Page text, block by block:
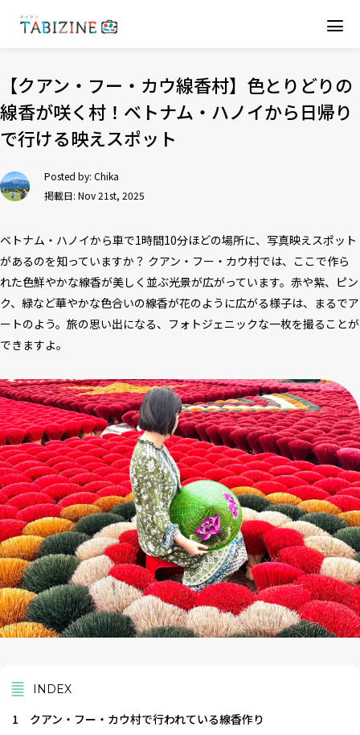
【クアン・フー・カウ線香村】色とりどりの
線香が咲く村！ベトナム・ハノイから日帰り
で行ける映えスポット
Posted by: Chika
掲載日: Nov 21st, 2025
ベトナム・ハノイから車で1時間10分ほどの場所に、写真映えスポット
があるのを知っていますか？ クアン・フー・カウ村では、ここで作ら
れた色鮮やかな線香が美しく並ぶ光景が広がっています。赤や紫、ピン
ク、緑など華やかな色合いの線香が花のように広がる様子は、まるでア
ートのよう。旅の思い出になる、フォトジェニックな一枚を撮ることが
できますよ。
INDEX
1
クアン・フー・カウ村で行われている線香作り